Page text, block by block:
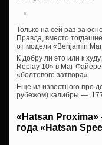
Только на сей раз за
Правда, вместо
от модели «Benjamin
К добру ли это или к
Replay 10» в Маг-
«болтового затвора».
Еще из известного про
рубежом) калибры —
«Hatsan
года «Hatsan